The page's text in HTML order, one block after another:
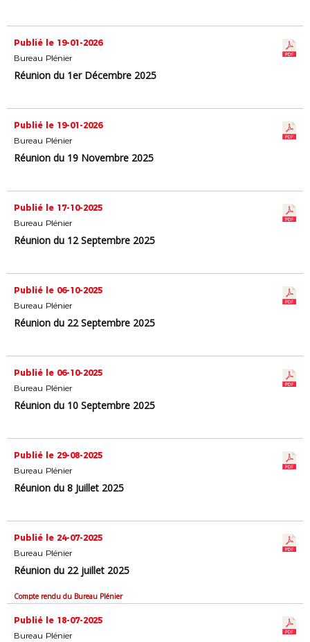
Publié le 19-01-2026
Bureau Plénier
Réunion du 1er Décembre 2025
Publié le 19-01-2026
Bureau Plénier
Réunion du 19 Novembre 2025
Publié le 17-10-2025
Bureau Plénier
Réunion du 12 Septembre 2025
Publié le 06-10-2025
Bureau Plénier
Réunion du 22 Septembre 2025
Publié le 06-10-2025
Bureau Plénier
Réunion du 10 Septembre 2025
Publié le 29-08-2025
Bureau Plénier
Réunion du 8 Juillet 2025
Publié le 24-07-2025
Bureau Plénier
Réunion du 22 juillet 2025
Compte rendu du Bureau Plénier
Publié le 18-07-2025
Bureau Plénier